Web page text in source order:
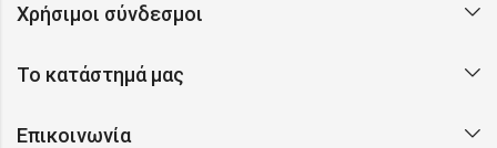
Χρήσιμοι σύνδεσμοι
Το κατάστημά μας
Επικοινωνία